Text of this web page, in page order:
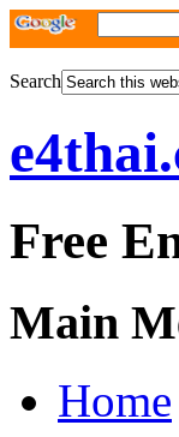
Search
Free
Main
Home